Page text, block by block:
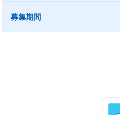
募集期間